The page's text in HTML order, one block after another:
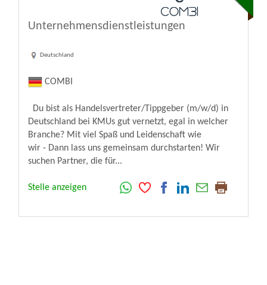
Unternehmensdienstleistungen
Deutschland
COMBI
Du bist als Handelsvertreter/Tippgeber (m/w/d) in
Deutschland bei KMUs gut vernetzt, egal in welcher
Branche? Mit viel Spaß und Leidenschaft wie
wir - Dann lass uns gemeinsam durchstarten! Wir
suchen Partner, die für...
Stelle anzeigen